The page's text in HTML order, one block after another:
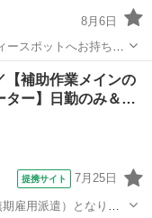
8月6日
スポットへお持ち込
ー用品、こども用品、
どが無料でまとめて持
【補助作業メインの
ター】日勤のみ＆…
提携サイト 7月25日
雇用派遣）となりま